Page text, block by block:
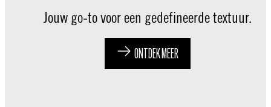
Jouw go-to voor een gedefineerde textuur.
ONTDEK MEER